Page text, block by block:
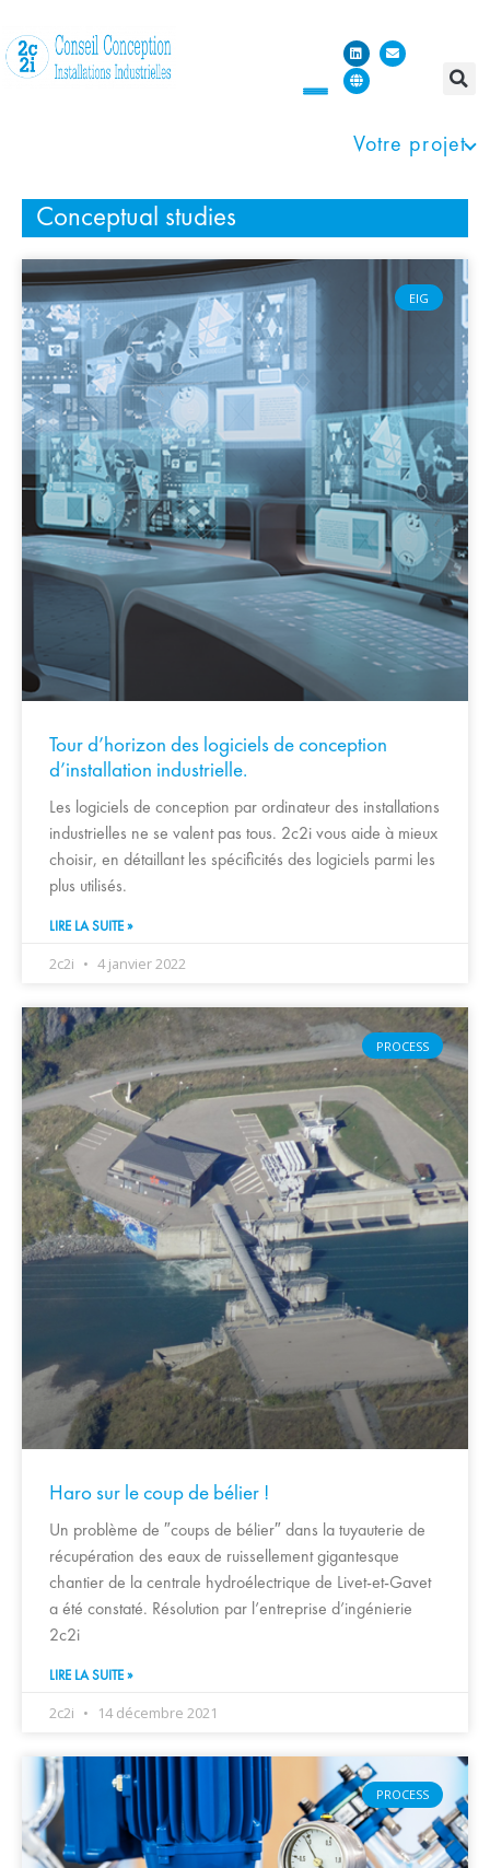
Votre projet
Conceptual studies
EIG
Tour d’horizon des logiciels de conception
d’installation industrielle.
Les logiciels de conception par ordinateur des installations
industrielles ne se valent pas tous. 2c2i vous aide à mieux
choisir, en détaillant les spécificités des logiciels parmi les
plus utilisés.
LIRE LA SUITE »
2c2i 4 janvier 2022
PROCESS
Haro sur le coup de bélier !
Un problème de ″coups de bélier″ dans la tuyauterie de
récupération des eaux de ruissellement gigantesque
chantier de la centrale hydroélectrique de Livet-et-Gavet
a été constaté. Résolution par l’entreprise d’ingénierie
2c2i
LIRE LA SUITE »
2c2i 14 décembre 2021
PROCESS